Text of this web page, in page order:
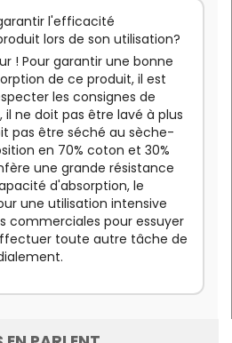
l'efficacité
lors de son utilisation?
! Pour garantir une bonne
de ce produit, il est
les consignes de
il ne doit pas être lavé à plus
pas être séché au sèche-
en 70% coton et 30%
une grande résistance
d'absorption, le
une utilisation intensive
commerciales pour essuyer
toute autre tâche de